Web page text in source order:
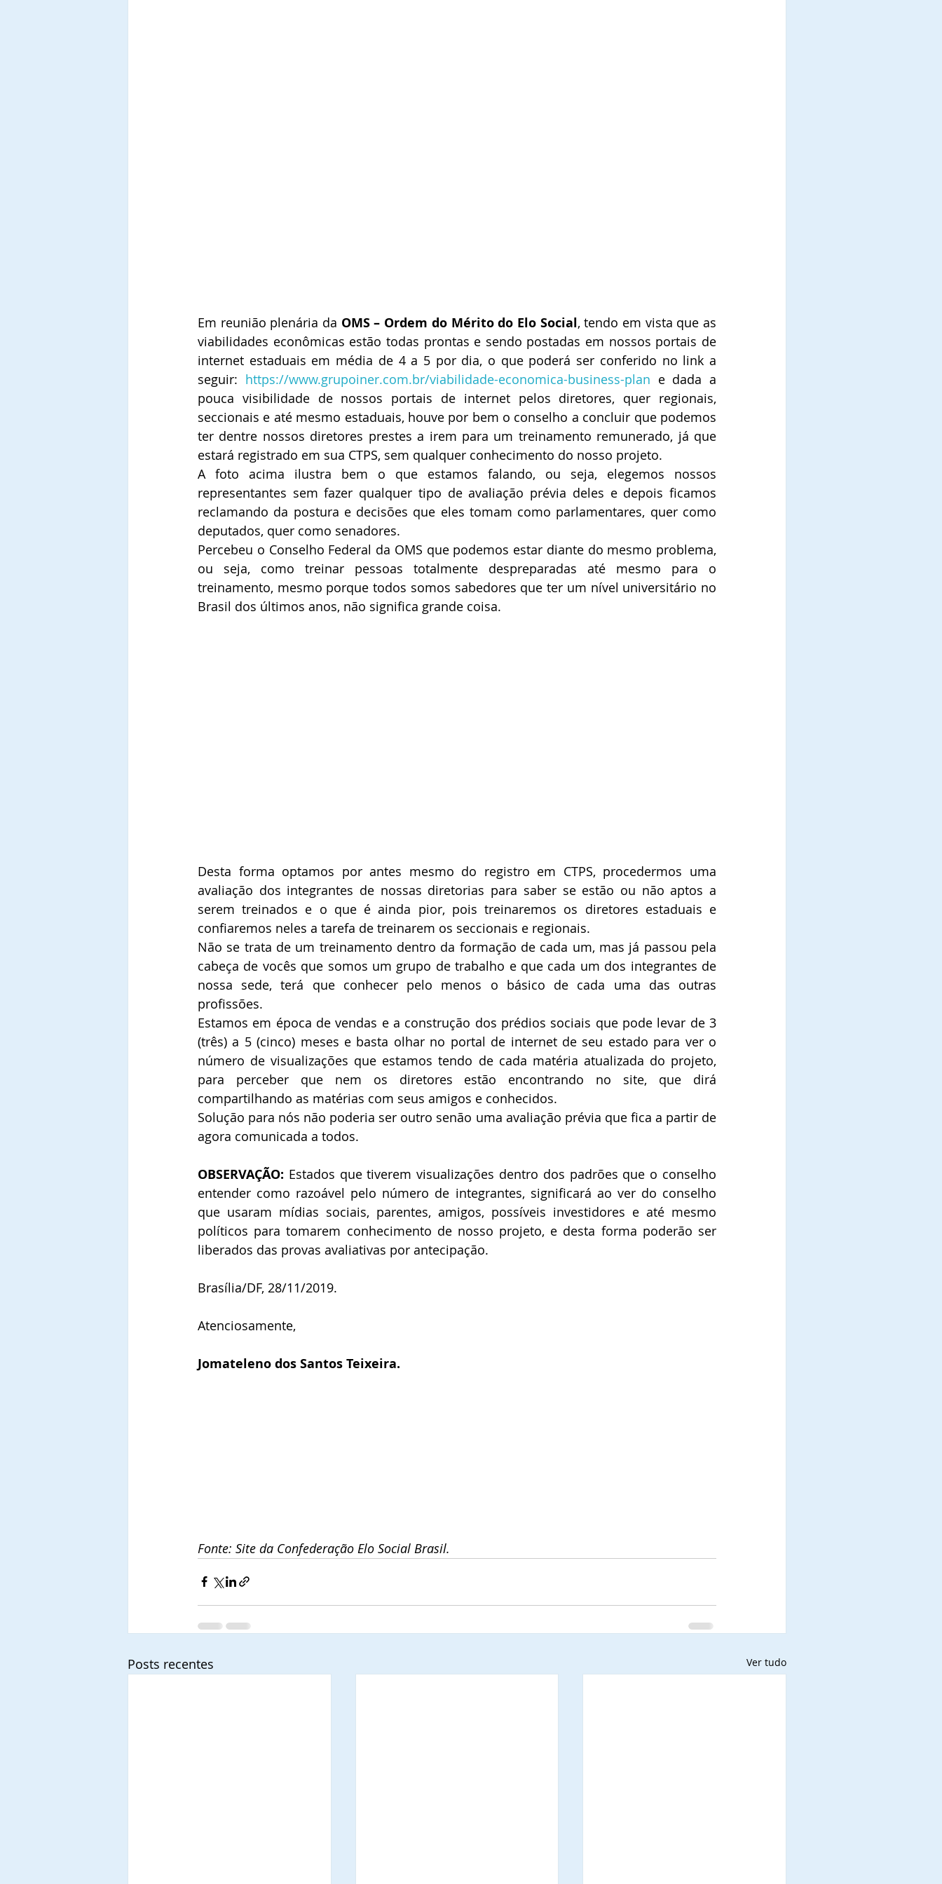
Em reunião plenária da OMS – Ordem do Mérito do Elo Social, tendo em vista que as
viabilidades econômicas estão todas prontas e sendo postadas em nossos portais de
internet estaduais em média de 4 a 5 por dia, o que poderá ser conferido no link a
seguir: https://www.grupoiner.com.br/viabilidade-economica-business-plan e dada a
pouca visibilidade de nossos portais de internet pelos diretores, quer regionais,
seccionais e até mesmo estaduais, houve por bem o conselho a concluir que podemos
ter dentre nossos diretores prestes a irem para um treinamento remunerado, já que
estará registrado em sua CTPS, sem qualquer conhecimento do nosso projeto.
A foto acima ilustra bem o que estamos falando, ou seja, elegemos nossos
representantes sem fazer qualquer tipo de avaliação prévia deles e depois ficamos
reclamando da postura e decisões que eles tomam como parlamentares, quer como
deputados, quer como senadores.
Percebeu o Conselho Federal da OMS que podemos estar diante do mesmo problema,
ou seja, como treinar pessoas totalmente despreparadas até mesmo para o
treinamento, mesmo porque todos somos sabedores que ter um nível universitário no
Brasil dos últimos anos, não significa grande coisa.
Desta forma optamos por antes mesmo do registro em CTPS, procedermos uma
avaliação dos integrantes de nossas diretorias para saber se estão ou não aptos a
serem treinados e o que é ainda pior, pois treinaremos os diretores estaduais e
confiaremos neles a tarefa de treinarem os seccionais e regionais.
Não se trata de um treinamento dentro da formação de cada um, mas já passou pela
cabeça de vocês que somos um grupo de trabalho e que cada um dos integrantes de
nossa sede, terá que conhecer pelo menos o básico de cada uma das outras
profissões.
Estamos em época de vendas e a construção dos prédios sociais que pode levar de 3
(três) a 5 (cinco) meses e basta olhar no portal de internet de seu estado para ver o
número de visualizações que estamos tendo de cada matéria atualizada do projeto,
para perceber que nem os diretores estão encontrando no site, que dirá
compartilhando as matérias com seus amigos e conhecidos.
Solução para nós não poderia ser outro senão uma avaliação prévia que fica a partir de
agora comunicada a todos.
OBSERVAÇÃO: Estados que tiverem visualizações dentro dos padrões que o conselho
entender como razoável pelo número de integrantes, significará ao ver do conselho
que usaram mídias sociais, parentes, amigos, possíveis investidores e até mesmo
políticos para tomarem conhecimento de nosso projeto, e desta forma poderão ser
liberados das provas avaliativas por antecipação.
Brasília/DF, 28/11/2019.
Atenciosamente,
Jomateleno dos Santos Teixeira.
Fonte: Site da Confederação Elo Social Brasil.
Posts recentes Ver tudo